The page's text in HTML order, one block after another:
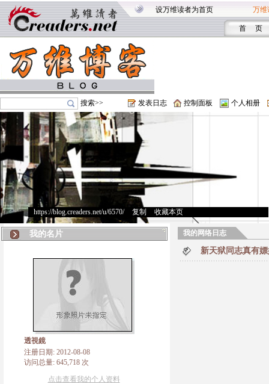
设万维读者为首页 万维
首 页
搜索>> 发表日志 控制面板 个人相册
https://blog.creaders.net/u/6570/> 复制 收藏本页
我的名片
透視鏡
注册日期: 2012-08-08
访问总量: 645,718 次
点击查看我的个人资料
我的网络日志
新天狱同志真有